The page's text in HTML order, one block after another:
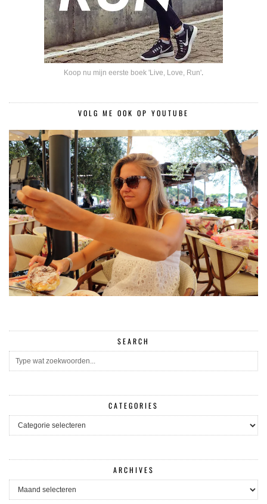
Koop nu mijn eerste boek 'Live, Love, Run'.
VOLG ME OOK OP YOUTUBE
SEARCH
CATEGORIES
CATEGORIES
ARCHIVES
ARCHIVES